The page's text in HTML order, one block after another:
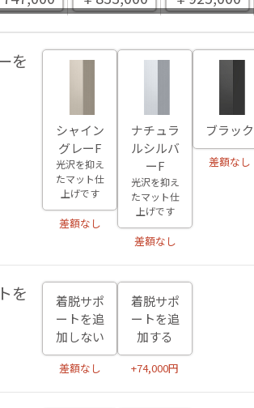
を
シャイン
グレーF
光沢を抑え
たマット仕
上げです
差額なし
ナチュラ
ルシルバ
ーF
光沢を抑え
たマット仕
上げです
差額なし
ブラック
差額なし
を
着脱サポ
ートを追
加しない
差額なし
着脱サポ
ートを追
加する
+74,000円